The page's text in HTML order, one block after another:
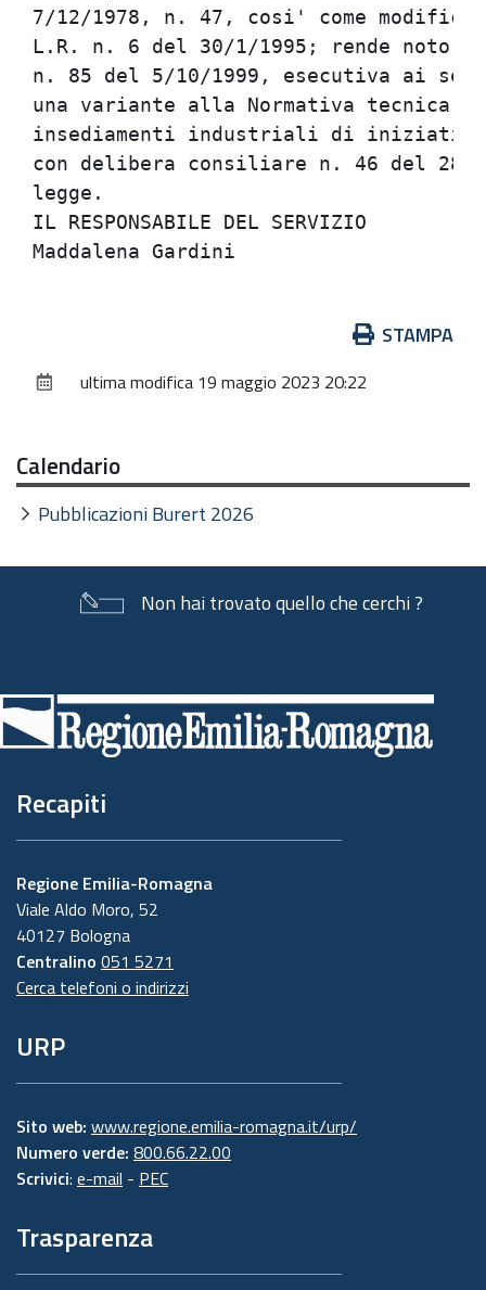
7/12/1978, n. 47, cosi' come
L.R. n. 6 del 30/1/1995; rende
n. 85 del 5/10/1999, esecutiva
una variante alla Normativa
insediamenti industriali di
con delibera consiliare n. 46
IL
documento
STAMPA
ultima modifica 19 maggio 2023 20:22
Calendario
Pubblicazioni Burert 2026
Non hai trovato quello che cerchi ?
di
pagina
Recapiti
Regione Emilia-Romagna
Viale Aldo Moro, 52
40127 Bologna
Centralino 051 5271
Cerca telefoni o indirizzi
URP
Sito web: www.regione.emilia-romagna.it/urp/
Numero verde: 800.66.22.00
Scrivici: e-mail - PEC
Trasparenza